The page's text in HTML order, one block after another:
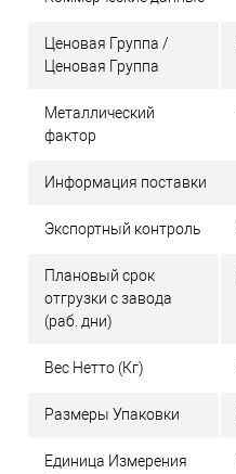
Ценовая Группа /
Ценовая Группа
Металлический
фактор
Информация поставки
Экспортный контроль
Плановый срок
отгрузки с завода
(раб. дни)
Вес Нетто (Кг)
Размеры Упаковки
Единица Измерения